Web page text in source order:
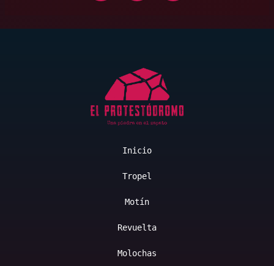
Inicio
Tropel
Motín
Revuelta
Molochas